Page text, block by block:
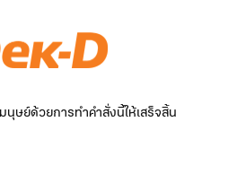
ษย์ด้วยการทำคำสั่งนี้ให้เสร็จสิ้น